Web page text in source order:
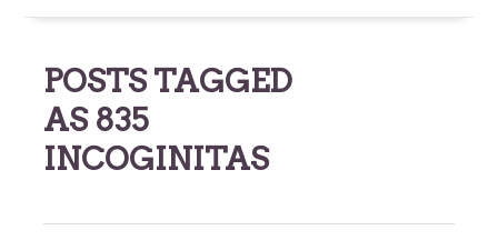
POSTS TAGGED
AS 835
INCOGINITAS